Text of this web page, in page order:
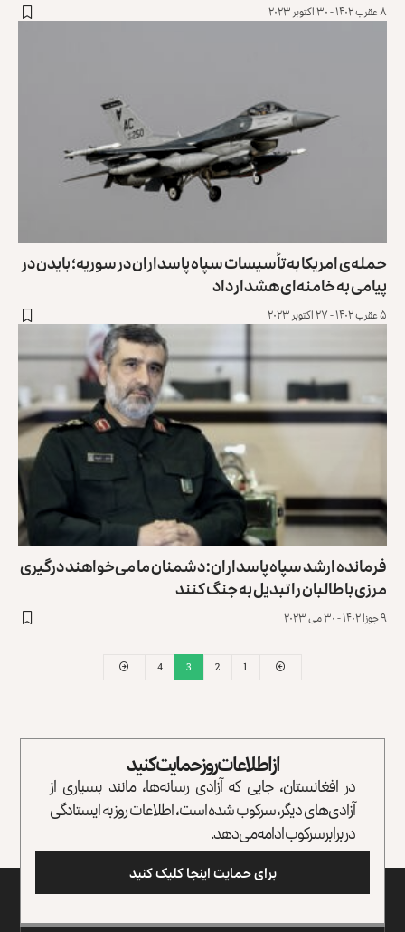
۸ عقرب ۱۴۰۲ - ۳۰ اکتوبر ۲۰۲۳
حمله‌ی امریکا به تأسیسات سپاه پاسداران در سوریه؛ بایدن در
پیامی به خامنه‌ای هشدار داد
۵ عقرب ۱۴۰۲ - ۲۷ اکتوبر ۲۰۲۳
فرمانده ارشد سپاه پاسداران: دشمنان ما می‌خواهند درگیری
مرزی با طالبان را تبدیل به جنگ کنند
۹ جوزا ۱۴۰۲ - ۳۰ می ۲۰۲۳
1
2
3
4
از اطلاعات روز حمایت کنید
در افغانستان، جایی که آزادی رسانه‌ها، مانند بسیاری از
آزادی‌های دیگر، سرکوب شده است، اطلاعات روز به ایستادگی
در برابر سرکوب ادامه می‌دهد.
برای حمایت اینجا کلیک کنید